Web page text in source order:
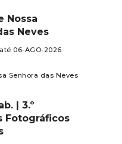
neste
Nossa
Neves
06-AGO-2026
Senhora das Neves
| 3.º
Fotográficos